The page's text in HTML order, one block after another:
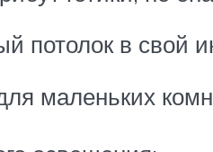
потолок в свой
маленьких